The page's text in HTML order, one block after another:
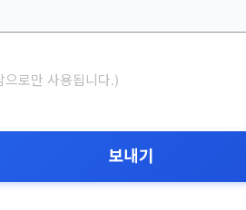
로만 사용됩니다.)
보내기